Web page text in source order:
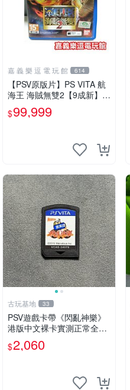
嘉 義 樂 逗 電 玩 館 614
【PSV原版片】PS VITA 航
海王 海賊無雙2【9成新】中
文版✪中古二手✪嘉義樂逗
電玩館
$99,999
古玩基地 33
PSV遊戲卡帶《閃亂神樂》
港版中文裸卡實測正常全新
嚴選2張起優惠 閃亂神樂 PS
V 港版
$2,060